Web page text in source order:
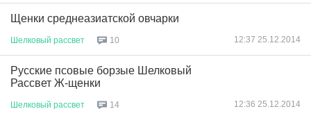
Щенки среднеазиатской овчарки
Шелковый рассвет 10 12:37 25.12.2014
Русские псовые борзые Шелковый
Рассвет Ж-щенки
Шелковый рассвет 14 12:36 25.12.2014